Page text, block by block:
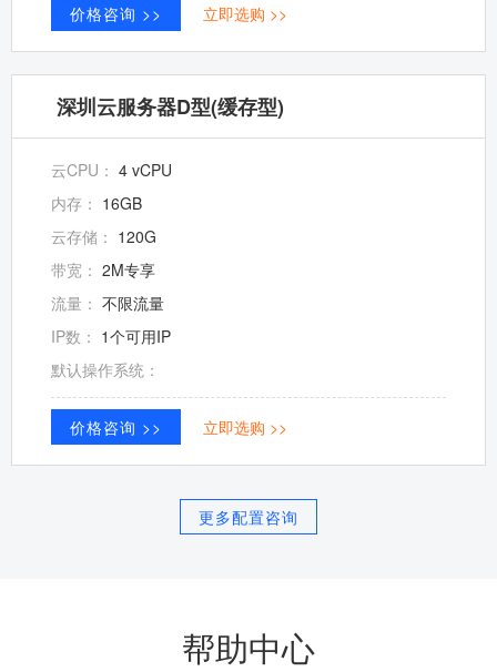
价格咨询 >> 立即选购 >>
深圳云服务器D型(缓存型)
云CPU： 4 vCPU
内存： 16GB
云存储： 120G
带宽： 2M专享
流量： 不限流量
IP数： 1个可用IP
默认操作系统：
价格咨询 >> 立即选购 >>
更多配置咨询
帮助中心